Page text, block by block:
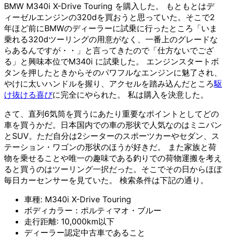
BMW M340i X-Drive Touring を購入した。 もともとはデ
ィーゼルエンジンの320dを買おうと思っていた。そこで2
年ほど前にBMWのディーラーに試乗に行ったところ「いま
乗れる320dツーリングの用意がなく、一番上のグレードな
らあるんですが・・」と言ってきたので「仕方ないでござ
る」と興味本位でM340i に試乗した。 エンジンスタートボ
タンを押したときからそのパワフルなエンジンに魅了され、
やけに太いハンドルを握り、アクセルを踏み込んだところ駆
け抜ける喜びに完全にやられた。 私は購入を決意した。
さて、直列6気筒を買うにあたり重要なポイントとしてどの
車を買うかだ。日本国内での車の形状で人気なのはミニバン
とSUV。ただ自分は2シーターのスポーツカーやセダン、ス
テーション・ワゴンの形状のほうが好きだ。 また家族と荷
物を乗せることや唯一の趣味である釣りでの荷物運搬を考え
ると買うのはツーリング一択だった。そこでその日からほぼ
毎日カーセンサーを見ていた。 検索条件は下記の通り。
車種: M340i X-Drive Touring
ボディカラー：ポルティマオ・ブルー
走行距離: 10,000km以下
ディーラー認定中古車であること